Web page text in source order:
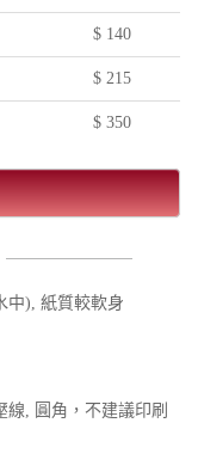
$ 140
$ 215
$ 350
中), 紙質較軟身
線, 圓角，不建議印刷